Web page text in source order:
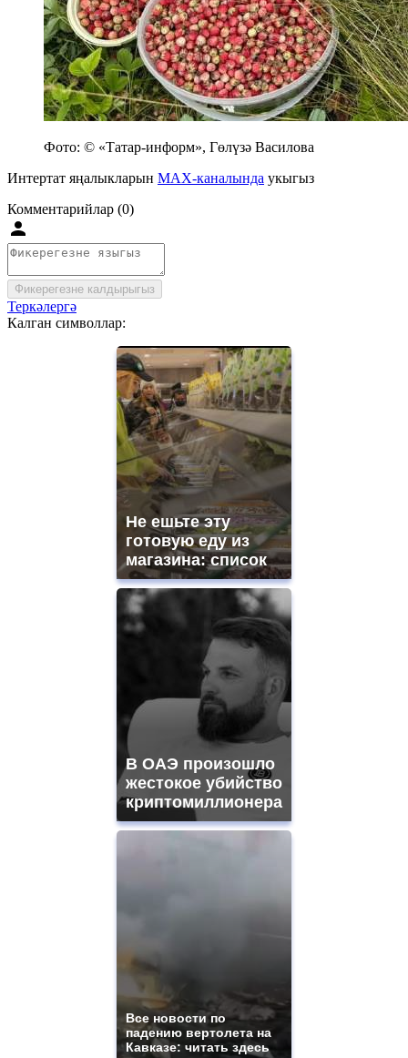
Фото: © «Татар-информ», Гөлүзә Василова
Интертат яңалыкларын MAX-каналында укыгыз
Комментарийлар (0)
Фикерегезне калдырыгыз
Теркәлергә
Калган символлар:
Не ешьте эту
готовую еду из
магазина: список
В ОАЭ произошло
жестокое убийство
криптомиллионера
Все новости по
падению вертолета на
Кавказе: читать здесь